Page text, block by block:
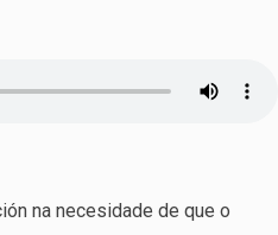
na necesidade de que o